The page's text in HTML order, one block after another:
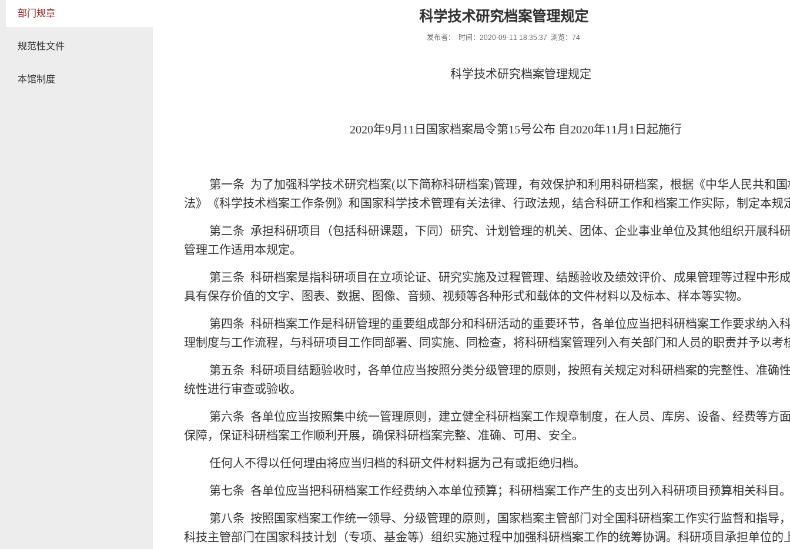
部门规章
规范性文件
本馆制度
科学技术研究档案管理规定
发布者： 时间：2020-09-11 18:35:37 浏览： 74
科学技术研究档案管理规定
2020年9月11日国家档案局令第15号公布 自2020年11月1日起施行
第一条 为了加强科学技术研究档案(以下简称科研档案)管理，有效保护和利用科研档案，根据《中华人民共和
法》《科学技术档案工作条例》和国家科学技术管理有关法律、行政法规，结合科研工作和档案工作实际，制定本规
第二条 承担科研项目（包括科研课题，下同）研究、计划管理的机关、团体、企业事业单位及其他组织开展科
管理工作适用本规定。
第三条 科研档案是指科研项目在立项论证、研究实施及过程管理、结题验收及绩效评价、成果管理等过程中形
具有保存价值的文字、图表、数据、图像、音频、视频等各种形式和载体的文件材料以及标本、样本等实物。
第四条 科研档案工作是科研管理的重要组成部分和科研活动的重要环节，各单位应当把科研档案工作要求纳入
理制度与工作流程，与科研项目工作同部署、同实施、同检查，将科研档案管理列入有关部门和人员的职责并予以考
第五条 科研项目结题验收时，各单位应当按照分类分级管理的原则，按照有关规定对科研档案的完整性、准确
统性进行审查或验收。
第六条 各单位应当按照集中统一管理原则，建立健全科研档案工作规章制度，在人员、库房、设备、经费等方
保障，保证科研档案工作顺利开展，确保科研档案完整、准确、可用、安全。
任何人不得以任何理由将应当归档的科研文件材料据为己有或拒绝归档。
第七条 各单位应当把科研档案工作经费纳入本单位预算；科研档案工作产生的支出列入科研项目预算相关科目
第八条 按照国家档案工作统一领导、分级管理的原则，国家档案主管部门对全国科研档案工作实行监督和指导
科技主管部门在国家科技计划（专项、基金等）组织实施过程中加强科研档案工作的统筹协调。科研项目承担单位的